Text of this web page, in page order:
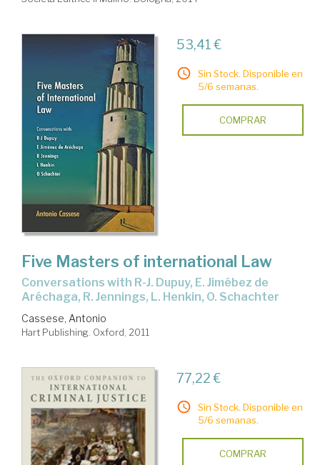
53,41 €
Sin Stock. Disponible en
5/6 semanas.
COMPRAR
Five Masters of international Law
conversations with R-J. Dupuy, E. Jimébez de
Aréchaga, R. Jennings, L. Henkin, O. Schachter
Cassese, Antonio
Hart Publishing. Oxford, 2011
77,22 €
Sin Stock. Disponible en
5/6 semanas.
COMPRAR